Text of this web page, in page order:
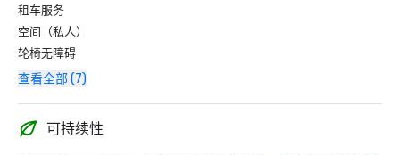
租车服务
空间（私人）
轮椅无障碍
查看全部 (7)
可持续性